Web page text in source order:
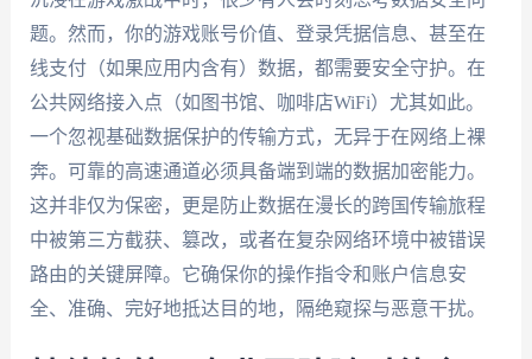
题。然而，你的游戏账号价值、登录凭据信息、甚至在
线支付（如果应用内含有）数据，都需要安全守护。在
公共网络接入点（如图书馆、咖啡店WiFi）尤其如此。
一个忽视基础数据保护的传输方式，无异于在网络上裸
奔。可靠的高速通道必须具备端到端的数据加密能力。
这并非仅为保密，更是防止数据在漫长的跨国传输旅程
中被第三方截获、篡改，或者在复杂网络环境中被错误
路由的关键屏障。它确保你的操作指令和账户信息安
全、准确、完好地抵达目的地，隔绝窥探与恶意干扰。